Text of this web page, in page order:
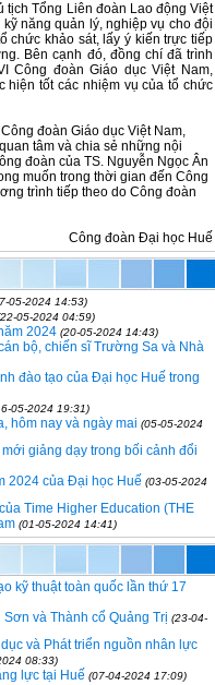
tịch Tổng Liên đoàn Lao động Việt
năng quản lý, nghiệp vụ cho đội
chức khảo sát, lấy ý kiến trực tiếp
Bên cạnh đó, đồng chí đã trình
Công đoàn Giáo dục Việt Nam,
hiện tốt các nhiệm vụ của tổ chức
đoàn Giáo dục Việt Nam,
tâm và chia sẻ những nội
đoàn của TS. Nguyễn Ngọc Ân
muốn trong thời gian đến Công
trình tiếp theo do Công đoàn
Công đoàn Đại học Huế
05-2024 14:53)
05-2024 04:59)
2024 (20-05-2024 14:43)
bộ, chiến sĩ Trường Sa và Nhà
đào tạo của Đại học Huế trong
05-2024 19:31)
hôm nay và ngày mai (05-05-2024
giảng dạy trong bối cảnh đổi
2024 của Đại học Huế (03-05-2024
Time Higher Education (THE
(01-05-2024 14:41)
kỹ thuật toàn quốc lần thứ 17
và Thành cổ Quảng Trị (23-04-
và Phát triển nguồn nhân lực
08:33)
lực tại Huế (07-04-2024 17:09)